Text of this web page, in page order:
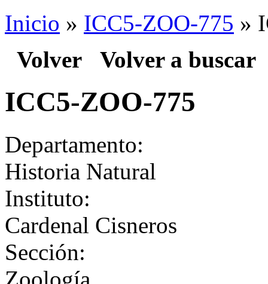
Inicio » ICC5-ZOO-775 »
Volver Volver a buscar
ICC5-ZOO-775
Departamento:
Historia Natural
Instituto:
Cardenal Cisneros
Sección:
Zoología